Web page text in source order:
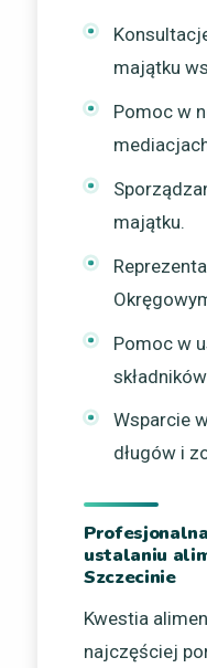
majątku
Pomoc w
majątku.
Pomoc w
Wsparcie
długów i
ustalaniu
Szczecinie
Kwestia
najczęściej